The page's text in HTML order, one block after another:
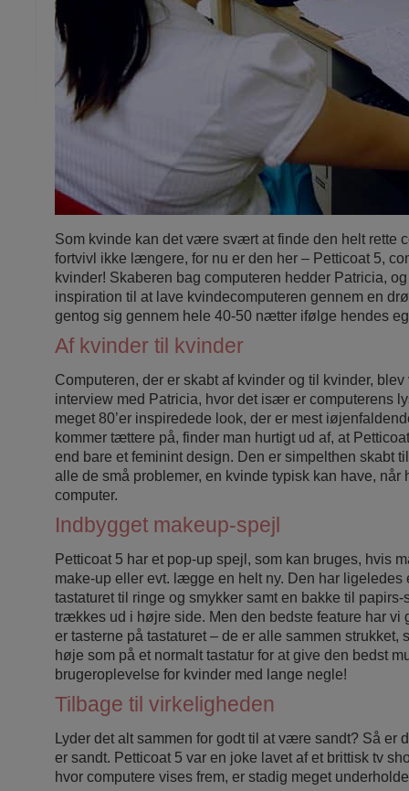
Som kvinde kan det være svært at finde den helt rette
fortvivl ikke længere, for nu er den her – Petticoat 5,
kvinder! Skaberen bag computeren hedder Patricia,
inspiration til at lave kvindecomputeren gennem en
gentog sig gennem hele 40-50 nætter ifølge hendes
Af kvinder til kvinder
Computeren, der er skabt af kvinder og til kvinder, blev
interview med Patricia, hvor det især er computerens
meget 80’er inspiredede look, der er mest
kommer tættere på, finder man hurtigt ud af, at
end bare et feminint design. Den er simpelthen skabt
alle de små problemer, en kvinde typisk kan have, når
computer.
Indbygget makeup-spejl
Petticoat 5 har et pop-up spejl, som kan bruges, hvis
make-up eller evt. lægge en helt ny. Den har ligeledes
tastaturet til ringe og smykker samt en bakke til papirs-
trækkes ud i højre side. Men den bedste feature har vi
er tasterne på tastaturet – de er alle sammen strukket,
høje som på et normalt tastatur for at give den bedst
brugeroplevelse for kvinder med lange negle!
Tilbage til virkeligheden
Lyder det alt sammen for godt til at være sandt? Så er
er sandt. Petticoat 5 var en joke lavet af et brittisk tv
hvor computere vises frem, er stadig meget